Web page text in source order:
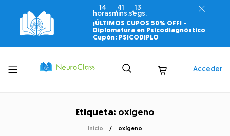
14
horas
41
mins.
13
segs.
¡ÚLTIMOS CUPOS 50% OFF! -
Diplomatura en Psicodiagnóstico
Cupón: PSICODIPLO
Toggle
menu
Acceder
Etiqueta: oxígeno
Inicio oxígeno